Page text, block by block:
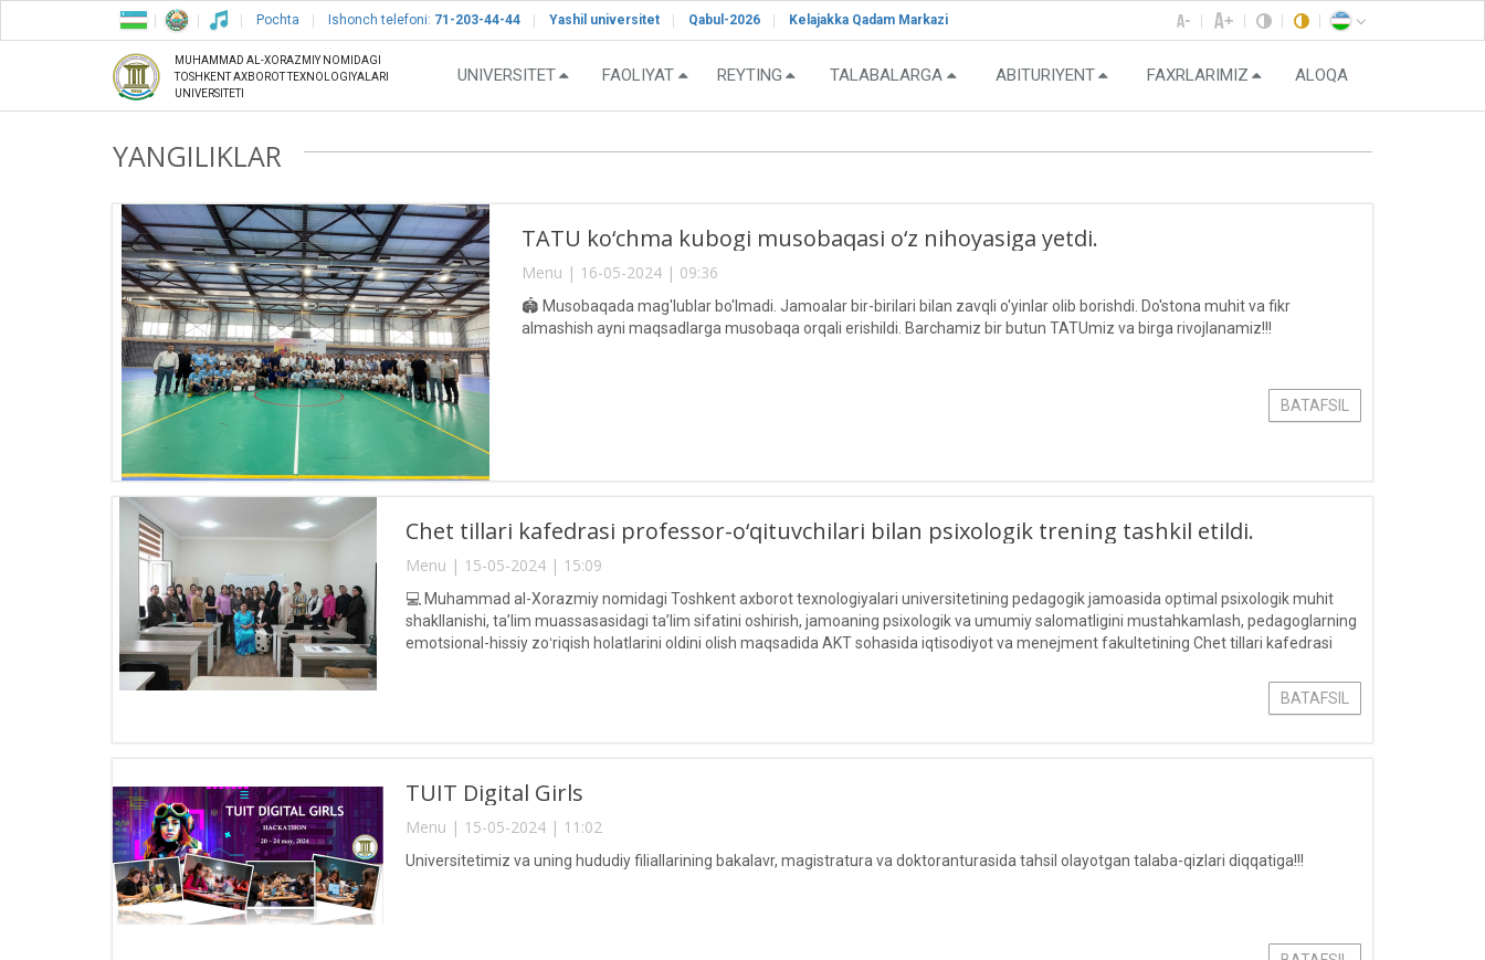
Pochta Ishonch telefoni: 71-203-44-44 Yashil universitet Qabul-2026 Kelajakka Qadam Markazi
MUHAMMAD AL-XORAZMIY NOMIDAGI
TOSHKENT AXBOROT TEXNOLOGIYALARI
UNIVERSITETI
UNIVERSITET FAOLIYAT REYTING TALABALARGA ABITURIYENT FAXRLARIMIZ ALOQA
YANGILIKLAR
TATU ko‘chma kubogi musobaqasi o‘z nihoyasiga yetdi.
Menu | 16-05-2024 | 09:36
🏟 Musobaqada mag'lublar bo'lmadi. Jamoalar bir-birilari bilan zavqli o'yinlar olib borishdi. Do'stona muhit va fikr
almashish ayni maqsadlarga musobaqa orqali erishildi. Barchamiz bir butun TATUmiz va birga rivojlanamiz!!!
BATAFSIL
Chet tillari kafedrasi professor-o‘qituvchilari bilan psixologik trening tashkil etildi.
Menu | 15-05-2024 | 15:09
💻 Muhammad al-Xorazmiy nomidagi Toshkent axborot texnologiyalari universitetining pedagogik jamoasida optimal psixologik muhit
shakllanishi, ta’lim muassasasidagi ta’lim sifatini oshirish, jamoaning psixologik va umumiy salomatligini mustahkamlash, pedagoglarning
emotsional-hissiy zoʻriqish holatlarini oldini olish maqsadida AKT sohasida iqtisodiyot va menejment fakultetining Chet tillari kafedrasi
BATAFSIL
TUIT Digital Girls
Menu | 15-05-2024 | 11:02
Universitetimiz va uning hududiy filiallarining bakalavr, magistratura va doktoranturasida tahsil olayotgan talaba-qizlari diqqatiga!!!